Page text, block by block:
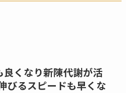
良くなり新陳代謝が活
びるスピードも早くな